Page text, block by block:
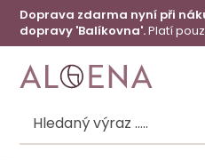
Doprava zdarma nyní při
dopravy 'Balíkovna'.Platí